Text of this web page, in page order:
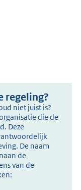
regeling?
niet juist is?
die de
Deze
De naam
de
van de